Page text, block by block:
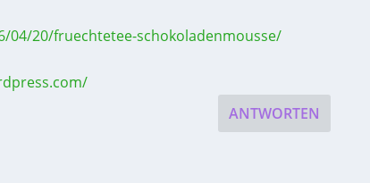
20/fruechtetee-schokoladenmousse/
ANTWORTEN